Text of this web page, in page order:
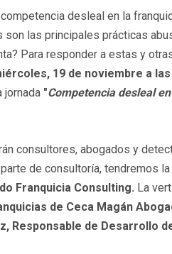
desleal en la
las principales prácticas
Para responder a estas y
19 de noviembre a
jornada "Competencia desleal
consultores, abogados y
de consultoría, tendremos
Franquicia Consulting. La
de Ceca Magán
Responsable de Desarrollo